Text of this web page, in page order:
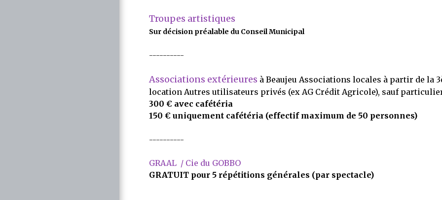
Troupes artistiques
Sur décision préalable du Conseil Municipal
----------
Associations extérieures à Beaujeu Associations locales à partir de la
location Autres utilisateurs privés (ex AG Crédit Agricole), sauf
300 € avec cafétéria
150 € uniquement cafétéria (effectif maximum de 50 personnes)
----------
GRAAL / Cie du GOBBO
GRATUIT pour 5 répétitions générales (par spectacle)